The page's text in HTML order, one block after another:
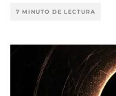
7 MINUTO DE LECTURA